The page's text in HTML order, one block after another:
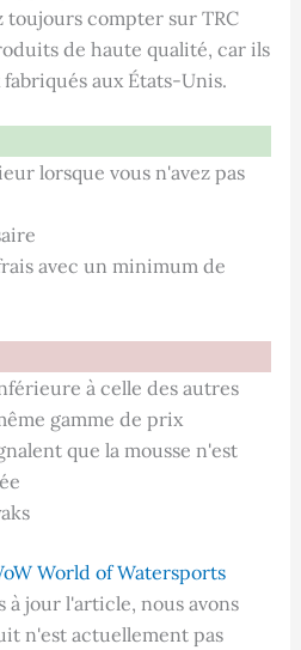
toujours compter sur TRC
de haute qualité, car ils
aux États-Unis.
lorsque vous n'avez pas
avec un minimum de
à celle des autres
gamme de prix
que la mousse n'est
World of Watersports
à jour l'article, nous avons
n'est actuellement pas